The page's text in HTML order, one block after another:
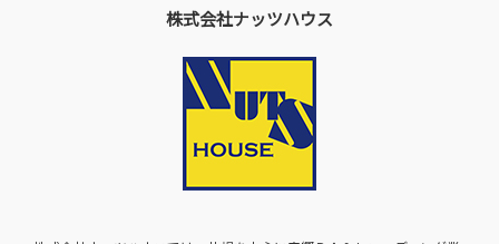
株式会社ナッツハウス